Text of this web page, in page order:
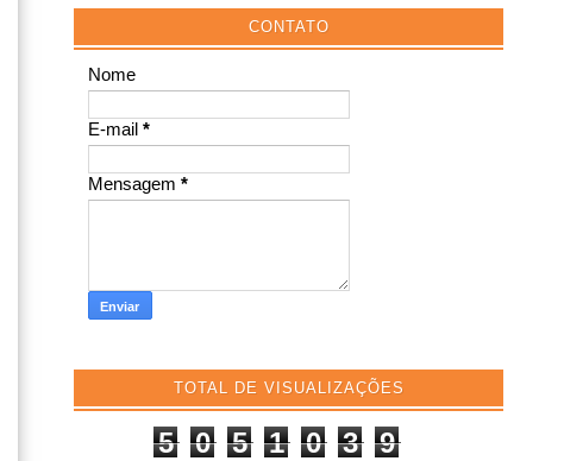
CONTATO
Nome
E-mail *
Mensagem *
TOTAL DE VISUALIZAÇÕES
5 0 5 1 0 3 9